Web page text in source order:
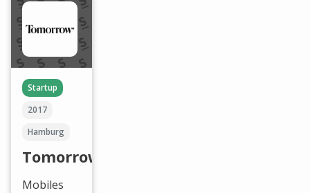
Startup
2017
Hamburg
Tomorrow
Mobiles